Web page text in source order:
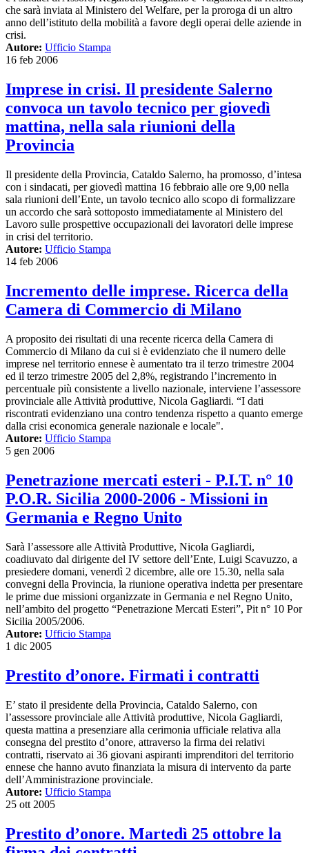
che sarà inviata al Ministero del Welfare, per la proroga di un altro
anno dell’istituto della mobilità a favore degli operai delle aziende in
crisi.
Autore: Ufficio Stampa
16 feb 2006
Imprese in crisi. Il presidente Salerno
convoca un tavolo tecnico per giovedì
mattina, nella sala riunioni della
Provincia
Il presidente della Provincia, Cataldo Salerno, ha promosso, d’intesa
con i sindacati, per giovedì mattina 16 febbraio alle ore 9,00 nella
sala riunioni dell’Ente, un tavolo tecnico allo scopo di formalizzare
un accordo che sarà sottoposto immediatamente al Ministero del
Lavoro sulle prospettive occupazionali dei lavoratori delle imprese
in crisi del territorio.
Autore: Ufficio Stampa
14 feb 2006
Incremento delle imprese. Ricerca della
Camera di Commercio di Milano
A proposito dei risultati di una recente ricerca della Camera di
Commercio di Milano da cui si è evidenziato che il numero delle
imprese nel territorio ennese è aumentato tra il terzo trimestre 2004
ed il terzo trimestre 2005 del 2,8%, registrando l’incremento in
percentuale più consistente a livello nazionale, interviene l’assessore
provinciale alle Attività produttive, Nicola Gagliardi. “I dati
riscontrati evidenziano una contro tendenza rispetto a quanto emerge
dalla crisi economica generale nazionale e locale".
Autore: Ufficio Stampa
5 gen 2006
Penetrazione mercati esteri - P.I.T. n° 10
P.O.R. Sicilia 2000-2006 - Missioni in
Germania e Regno Unito
Sarà l’assessore alle Attività Produttive, Nicola Gagliardi,
coadiuvato dal dirigente del IV settore dell’Ente, Luigi Scavuzzo, a
presiedere domani, venerdì 2 dicembre, alle ore 15.30, nella sala
convegni della Provincia, la riunione operativa indetta per presentare
le prime due missioni organizzate in Germania e nel Regno Unito,
nell’ambito del progetto “Penetrazione Mercati Esteri”, Pit n° 10 Por
Sicilia 2005/2006.
Autore: Ufficio Stampa
1 dic 2005
Prestito d’onore. Firmati i contratti
E’ stato il presidente della Provincia, Cataldo Salerno, con
l’assessore provinciale alle Attività produttive, Nicola Gagliardi,
questa mattina a presenziare alla cerimonia ufficiale relativa alla
consegna del prestito d’onore, attraverso la firma dei relativi
contratti, riservato ai 36 giovani aspiranti imprenditori del territorio
ennese che hanno avuto finanziata la misura di intervento da parte
dell’Amministrazione provinciale.
Autore: Ufficio Stampa
25 ott 2005
Prestito d’onore. Martedì 25 ottobre la